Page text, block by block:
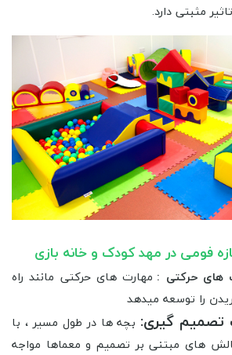
مثبتی دارد.
فومی در مهد کودک و خانه بازی
های حرکتی : مهارت های حرکتی مانند راه
را توسعه میدهد
تصمیم گیری: بچه ها در طول مسیر ، با
های مبتنی بر تصمیم و معماها مواجه